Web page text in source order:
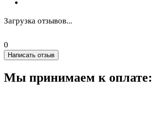
Загрузка отзывов...
0
Написать отзыв
Мы принимаем к оплате: